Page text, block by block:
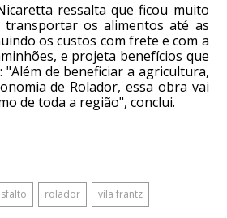
ressalta que ficou muito
os alimentos até as
os custos com frete e com a
e projeta benefícios que
"Além de beneficiar a agricultura,
de Rolador, essa obra vai
de toda a região", conclui.
rolador vila frantz